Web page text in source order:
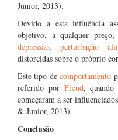
Junior, 2013).
Devido a esta influência
objetivo, a qualquer
depressão, perturbação
distorcidas sobre o próprio
Este tipo decomportamento
referido por Freud, quando
começaram a ser
& Junior, 2013).
Conclusão